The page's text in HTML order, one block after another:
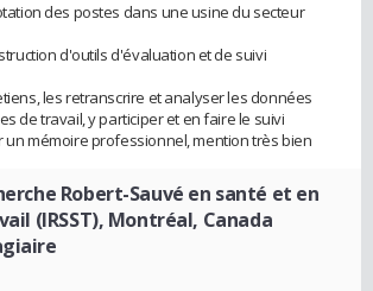
des postes dans une usine du secteur
d'outils d'évaluation et de suivi
les retranscrire et analyser les données
de travail, y participer et en faire le suivi
un mémoire professionnel, mention très bien
Robert-Sauvé en santé et en
(IRSST), Montréal, Canada